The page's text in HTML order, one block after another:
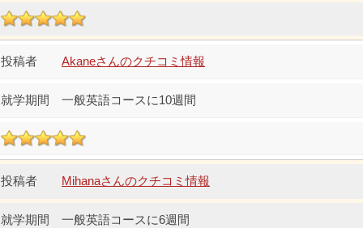
Akaneさんのクチコミ情報
一般英語コースに10週間
Mihanaさんのクチコミ情報
一般英語コースに6週間